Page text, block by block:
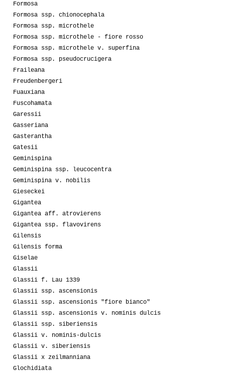
Formosa
Formosa ssp. chionocephala
Formosa ssp. microthele
Formosa ssp. microthele - fiore rosso
Formosa ssp. microthele v. superfina
Formosa ssp. pseudocrucigera
Fraileana
Freudenbergeri
Fuauxiana
Fuscohamata
Garessii
Gasseriana
Gasterantha
Gatesii
Geminispina
Geminispina ssp. leucocentra
Geminispina v. nobilis
Gieseckei
Gigantea
Gigantea aff. atrovierens
Gigantea ssp. flavovirens
Gilensis
Gilensis forma
Giselae
Glassii
Glassii f. Lau 1339
Glassii ssp. ascensionis
Glassii ssp. ascensionis "fiore bianco"
Glassii ssp. ascensionis v. nominis dulcis
Glassii ssp. siberiensis
Glassii v. nominis-dulcis
Glassii v. siberiensis
Glassii x zeilmanniana
Glochidiata